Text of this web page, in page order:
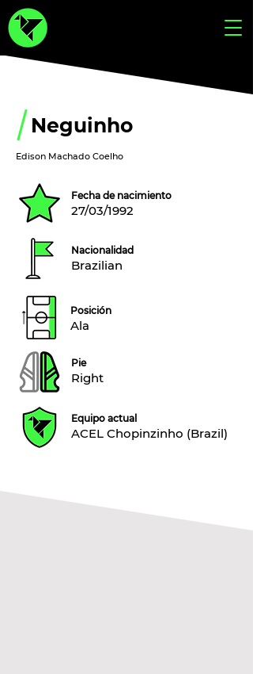
Neguinho
Edison Machado Coelho
Fecha de nacimiento
27/03/1992
Nacionalidad
Brazilian
Posición
Ala
Pie
Right
Equipo actual
ACEL Chopinzinho (Brazil)